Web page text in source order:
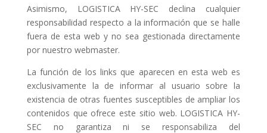
Asimismo, LOGISTICA HY-SEC declina cualquier
responsabilidad respecto a la información que se halle
fuera de esta web y no sea gestionada directamente
por nuestro webmaster.
La función de los links que aparecen en esta web es
exclusivamente la de informar al usuario sobre la
existencia de otras fuentes susceptibles de ampliar los
contenidos que ofrece este sitio web. LOGISTICA HY-
SEC no garantiza ni se responsabiliza del